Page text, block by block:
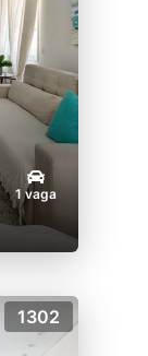
1 vaga
1302